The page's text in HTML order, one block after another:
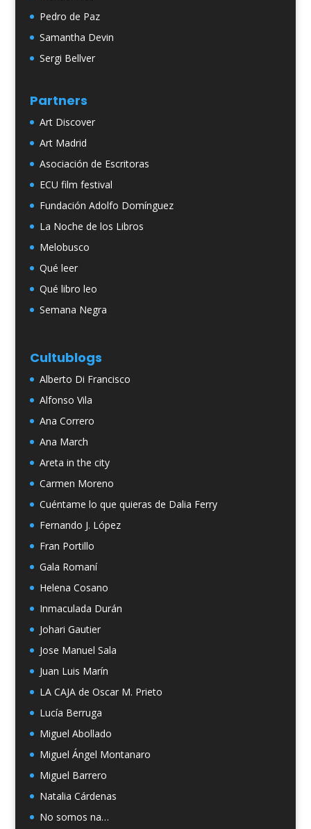
Pedro de Paz
Samantha Devin
Sergi Bellver
Partners
Art Discover
Art Madrid
Asociación de Escritoras
ECU film festival
Fundación Adolfo Domínguez
La Noche de los Libros
Melobusco
Qué leer
Qué libro leo
Semana Negra
Cultublogs
Alberto Di Francisco
Alfonso Vila
Ana Correro
Ana March
Areta in the city
Carmen Moreno
Cuéntame lo que quieras de Dalia Ferry
Fernando J. López
Fran Portillo
Gala Romaní
Helena Cosano
Inmaculada Durán
Johari Gautier
Jose Manuel Sala
Juan Luis Marín
LA CAJA de Oscar M. Prieto
Lucía Berruga
Miguel Abollado
Miguel Ángel Montanaro
Miguel Barrero
Natalia Cárdenas
No somos na…